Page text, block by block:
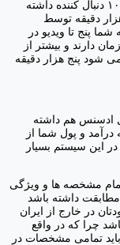
کار می گیرد این است: اولاً کانال شما باید حتما ۱۰۰۰ دنبال کننده داشته
و بعد از آن این که ویدیو های تان بیشتر از ۴ هزار دقیقه توسط
پنج تا ویدیو در
که هر یک از ویدیو ها ۱۰ دقیقه زمان دارند و بیشتر از
شود پنج هزار دقیقه
ادسنس هم داشته
و پول شما از
این سیستم بسیار
تمام مشخصه ها و ویژگی
داشته باشد
در خارج از ایران
چرا که در واقع
باید تمامی مشخصات در